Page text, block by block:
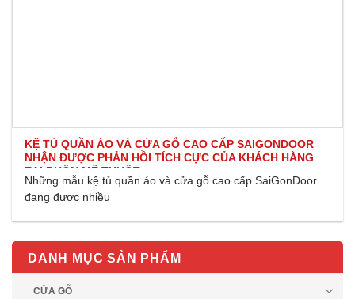
KỆ TỦ QUẦN ÁO VÀ CỬA GỖ CAO CẤP SAIGONDOOR
NHẬN ĐƯỢC PHẢN HỒI TÍCH CỰC CỦA KHÁCH HÀNG
TẠI BUÔN MÊ THUỘT
Những mẫu kệ tủ quần áo và cửa gỗ cao cấp SaiGonDoor
đang được nhiều
DANH MỤC SẢN PHẨM
CỬA GỖ